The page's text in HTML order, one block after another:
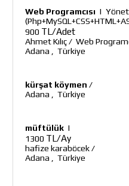
Web Programcısı |
900 TL/Adet
Ahmet Kılıç/ Web
Adana
Türkiye
kürşat köymen /
Adana
Türkiye
müftülük |
1300 TL/Ay
hafize karaböcek/
Adana
Türkiye